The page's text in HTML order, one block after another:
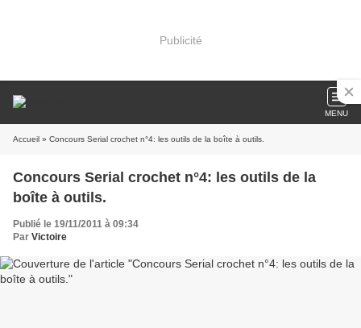
Publicité
MENU
Accueil » Concours Serial crochet n°4: les outils de la boîte à outils.
Concours Serial crochet n°4: les outils de la
boîte à outils.
Publié le 19/11/2011 à 09:34
Par Victoire